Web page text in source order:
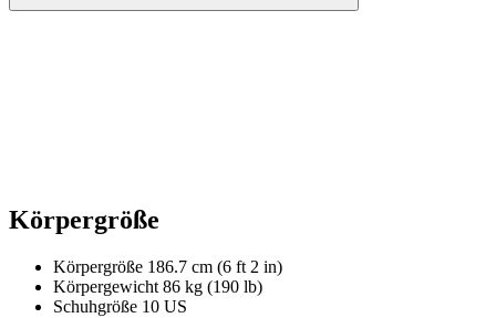
Körpergröße
Körpergröße 186.7 cm (6 ft 2 in)
Körpergewicht 86 kg (190 lb)
Schuhgröße 10 US